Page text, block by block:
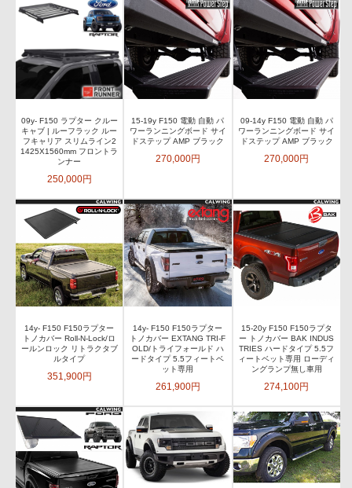
09y- F150 ラプター クルー
キャブ | ルーフラック ルー
フキャリア スリムライン2
1425X1560mm フロントラ
ンナー
250,000円
15-19y F150 電動 自動 パ
ワーランニングボード サイ
ドステップ AMP ブラック
270,000円
09-14y F150 電動 自動 パ
ワーランニングボード サイ
ドステップ AMP ブラック
270,000円
14y- F150 F150ラプター
トノカバー Roll-N-Lock/ロ
ールンロック リトラクタブ
ルタイプ
351,900円
14y- F150 F150ラプター
トノカバー EXTANG TRI-F
OLD/トライフォールド ハ
ードタイプ 5.5フィートベ
ット専用
261,900円
15-20y F150 F150ラプタ
ー トノカバー BAK INDUS
TRIES ハードタイプ 5.5フ
ィートベット専用 ローディ
ングランプ無し車用
274,100円